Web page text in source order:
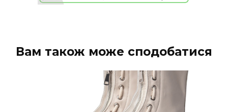
Вам також може сподобатися